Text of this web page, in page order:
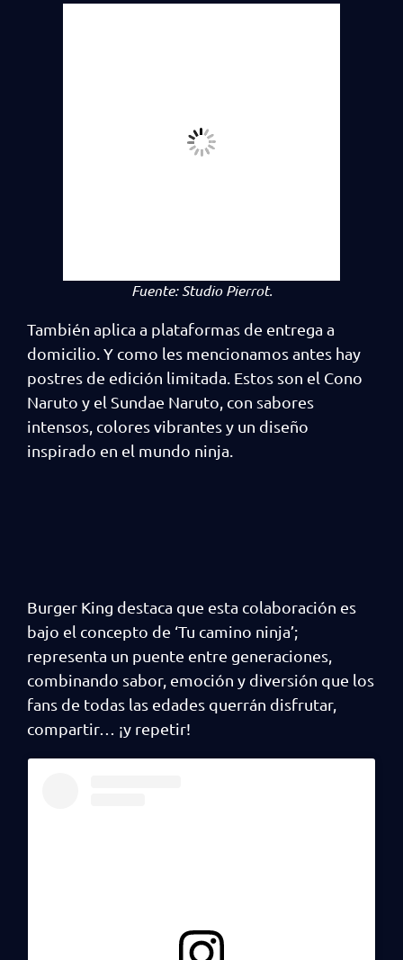
Fuente:Studio Pierrot.
También aplica a plataformas de entrega a
domicilio. Y como les mencionamos antes hay
postres de edición limitada. Estos son el Cono
Naruto y el Sundae Naruto, con sabores
intensos, colores vibrantes y un diseño
inspirado en el mundo ninja.
Burger King destaca que esta colaboración es
bajo el concepto de ‘Tu camino ninja’;
representa un puente entre generaciones,
combinando sabor, emoción y diversión que los
fans de todas las edades querrán disfrutar,
compartir… ¡y repetir!